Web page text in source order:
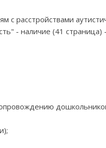
расстройствами
- наличие (41 страница)